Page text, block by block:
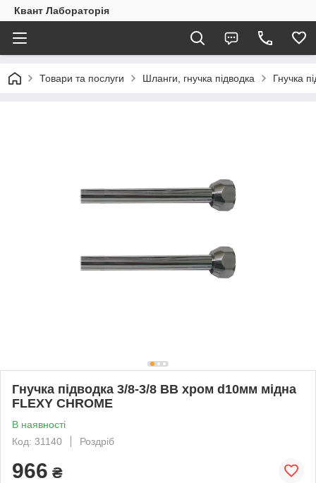
Квант Лабораторія
Товари та послуги Шланги, гнучка підводка Гнучка
Гнучка підводка 3/8-3/8 ВВ хром d10мм мідна
FLEXY CHROME
В наявності
Код: 31140
Роздріб
966 ₴